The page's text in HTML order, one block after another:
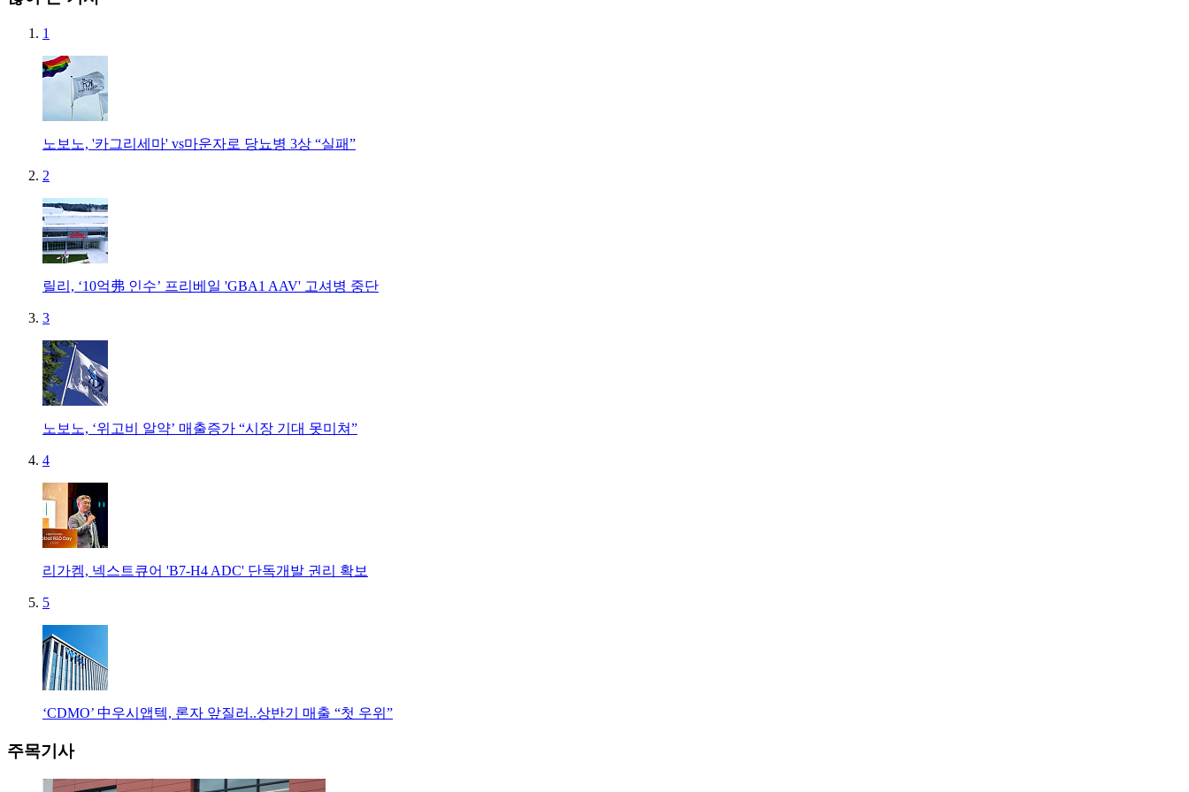
1
노보노, '카그리세마' vs마운자로 당뇨병 3상 “실패”
2
릴리, ‘10억弗 인수’ 프리베일 'GBA1 AAV' 고셔병 중단
3
노보노, ‘위고비 알약’ 매출증가 “시장 기대 못미쳐”
4
리가켐, 넥스트큐어 'B7-H4 ADC' 단독개발 권리 확보
5
‘CDMO’ 中우시앱텍, 론자 앞질러..상반기 매출 “첫 우위”
주목기사